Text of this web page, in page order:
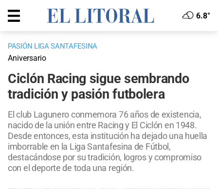
6.8°
PASIÓN LIGA SANTAFESINA
Aniversario
Ciclón Racing sigue sembrando
tradición y pasión futbolera
El club Lagunero conmemora 76 años de existencia,
nacido de la unión entre Racing y El Ciclón en 1948.
Desde entonces, esta institución ha dejado una huella
imborrable en la Liga Santafesina de Fútbol,
destacándose por su tradición, logros y compromiso
con el deporte de toda una región.